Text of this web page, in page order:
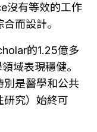
沒有等效的工作
而設計。
的1.25億多
域表現穩健。
別是醫學和公共
研究）始終可